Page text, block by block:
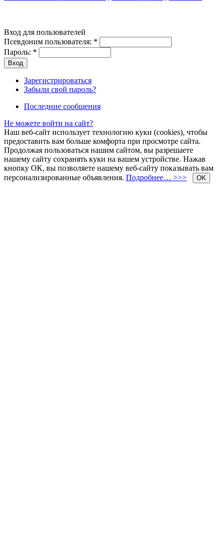
Вход для пользователей
Псевдоним пользователя: *
Пароль: *
Зарегистрироваться
Забыли свой пароль?
Последние сообщения
Не можете войти на сайт?
Наш веб-сайт использует технологию куки (cookies), чтобы
предоставить вам больше комфорта при просмотре сайта.
Продолжая пользоваться нашим сайтом, вы разрешаете
нашему сайту сохранять куки на вашем устройстве. Нажав
кнопку ОК, вы позволяете нашему веб-сайту показывать вам
персонализированные объявления. Подробнее… >>> OK